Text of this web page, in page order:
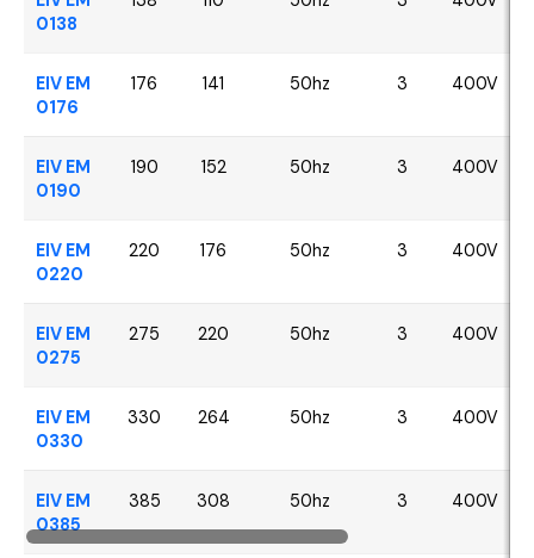
0138
EIV EM
0176
176 141 50hz 3 400V
EIV EM
0190
190 152 50hz 3 400V
EIV EM
0220
220 176 50hz 3 400V
EIV EM
0275
275 220 50hz 3 400V
EIV EM
0330
330 264 50hz 3 400V
EIV EM
0385
385 308 50hz 3 400V